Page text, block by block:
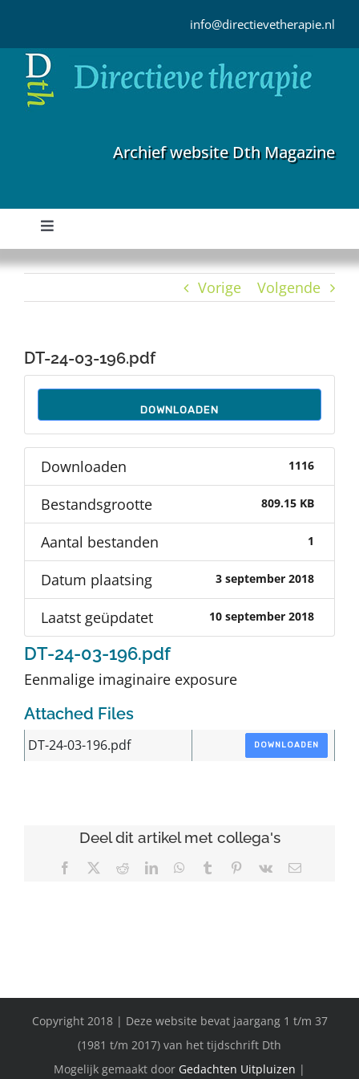
inhoud
info@directievetherapie.nl
Archief website Dth Magazine
Toggle
Navigation
Home
Auteurs
Over Dth
Contact
Vorige Volgende
DT-24-03-196.pdf
DOWNLOADEN
Downloaden 1116
Bestandsgrootte 809.15 KB
Aantal bestanden 1
Datum plaatsing 3 september 2018
Laatst geüpdatet 10 september 2018
DT-24-03-196.pdf
Eenmalige imaginaire exposure
Attached Files
DT-24-03-196.pdf DOWNLOADEN
Deel dit artikel met collega's
Facebook RedditLinkedInWhatsApp
Tumblr Pinterest
Vk
E-
Copyright 2018 | Deze website bevat jaargang 1 t/m 37
(1981 t/m 2017) van het tijdschrift Dth
Mogelijk gemaakt door Gedachten Uitpluizen |